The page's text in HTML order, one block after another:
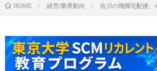
HOME 経営/業界動向 佐川の飛脚宅配便